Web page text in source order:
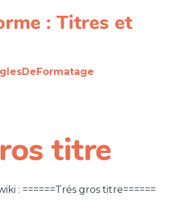
: Titres et
titre
: ======Trés gros titre======